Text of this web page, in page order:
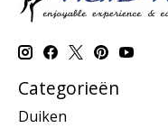
Categorieën
Duiken